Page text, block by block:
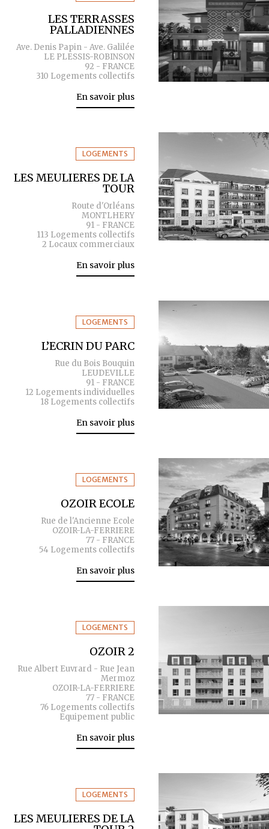
LES TERRASSES
PALLADIENNES
Ave. Denis Papin - Ave. Galilée
LE PLESSIS-ROBINSON
92 - FRANCE
310 Logements collectifs
En savoir plus
LOGEMENTS
LES MEULIERES DE LA
TOUR
Route d'Orléans
MONTLHERY
91 - FRANCE
113 Logements collectifs
2 Locaux commerciaux
En savoir plus
LOGEMENTS
L’ECRIN DU PARC
Rue du Bois Bouquin
LEUDEVILLE
91 - FRANCE
12 Logements individuelles
18 Logements collectifs
En savoir plus
LOGEMENTS
OZOIR ECOLE
Rue de l'Ancienne Ecole
OZOIR-LA-FERRIERE
77 - FRANCE
54 Logements collectifs
En savoir plus
LOGEMENTS
OZOIR 2
Rue Albert Euvrard - Rue Jean
Mermoz
OZOIR-LA-FERRIERE
77 - FRANCE
76 Logements collectifs
Equipement public
En savoir plus
LOGEMENTS
LES MEULIERES DE LA